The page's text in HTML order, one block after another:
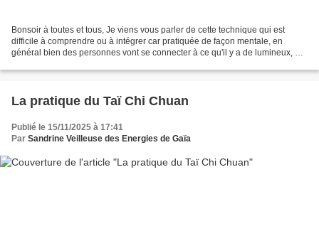
Bonsoir à toutes et tous, Je viens vous parler de cette technique qui est
difficile à comprendre ou à intégrer car pratiquée de façon mentale, en
général bien des personnes vont se connecter à ce qu'il y a de lumineux, de
La pratique du Taï Chi Chuan
Publié le 15/11/2025 à 17:41
Par Sandrine Veilleuse des Energies de Gaïa